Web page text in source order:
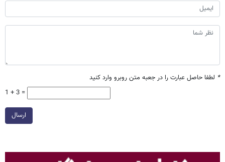
* لطفا حاصل عبارت را در جعبه متن روبرو وارد کنید
1 + 3 =
ارسال